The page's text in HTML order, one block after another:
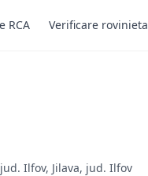
RCA Verificare rovinieta
jud. Ilfov, Jilava, jud. Ilfov